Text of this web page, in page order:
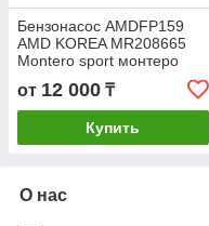
Бензонасос AMDFP159
AMD KOREA MR208665
Montero sport монтеро
от 12 000 ₸
Купить
О нас